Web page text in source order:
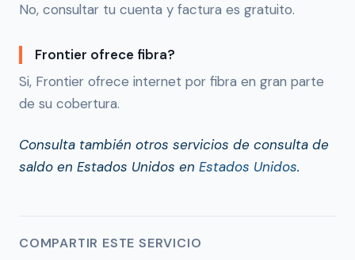
No, consultar tu cuenta y factura es gratuito.
Frontier ofrece fibra?
Si, Frontier ofrece internet por fibra en gran parte
de su cobertura.
Consulta también otros servicios de consulta de
saldo en Estados Unidos en Estados Unidos.
COMPARTIR ESTE SERVICIO